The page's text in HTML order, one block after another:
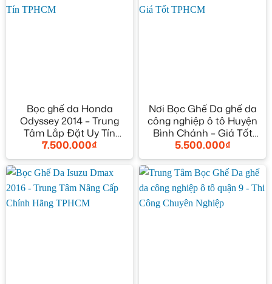
Bọc ghế da Honda
Odyssey 2014 – Trung
Tâm Lắp Đặt Uy Tín
TPHCM
7.500.000₫
Nơi Bọc Ghế Da ghế da
công nghiệp ô tô Huyện
Bình Chánh – Giá Tốt
TPHCM
5.500.000₫